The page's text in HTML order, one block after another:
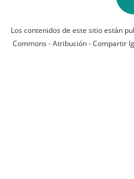
Los contenidos de este sitio están
Commons - Atribución - Compartir